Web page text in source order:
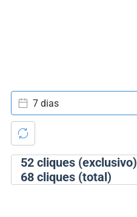
52cliques (exclusivo)
68cliques (total)
7 dias